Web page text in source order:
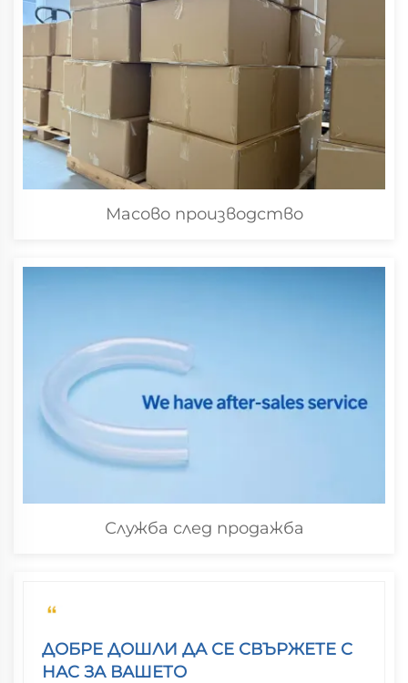
Масово производство
Служба след продажба
ДОБРЕ ДОШЛИ ДА СЕ СВЪРЖЕТЕ С
НАС ЗА ВАШЕТО